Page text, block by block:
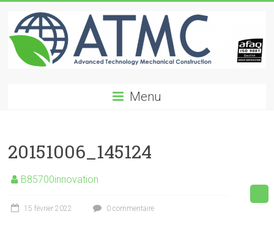
content
Construction
Menu
20151006_145124
B85700innovation
15 février 2022 0 commentaire